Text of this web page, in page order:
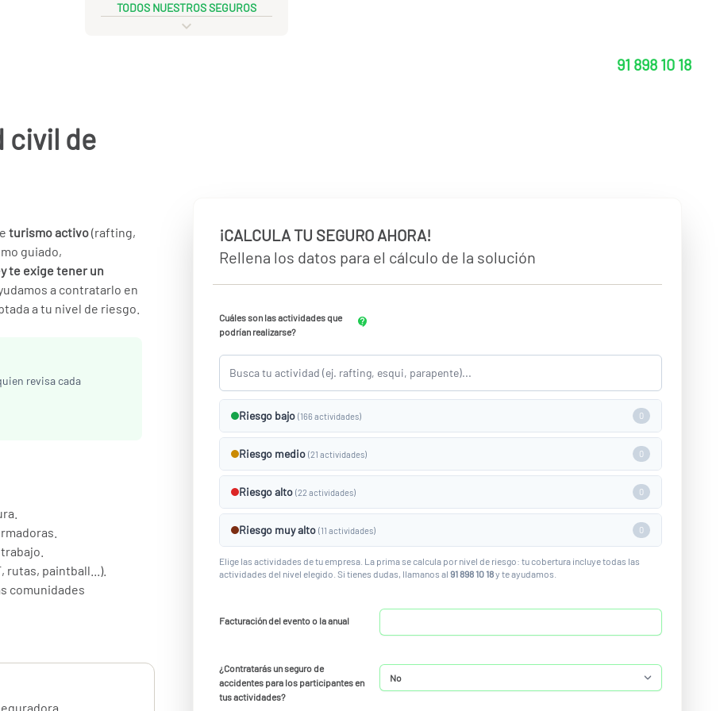
TODOS NUESTROS SEGUROS
91 898 10 18
civil de
turismo activo(rafting,
guiado,
te exige tener un
a contratarlo en
a tu nivel de riesgo.
revisa cada
rutas, paintball...).
comunidades
o materiales
¡CALCULA TU SEGURO AHORA!
Rellena los datos para el cálculo de la solución
Cuáles son las actividades que
podrían realizarse?
Riesgo bajo (166 actividades) 0
Riesgo medio (21 actividades) 0
Riesgo alto (22 actividades) 0
Riesgo muy alto (11 actividades) 0
Elige las actividades de tu empresa. La prima se calcula por nivel de riesgo: tu cobertura incluye todas las
actividades del nivel elegido. Si tienes dudas, llamanos al 91 898 10 18y te ayudamos.
Facturación del evento o la anual
¿Contratarás un seguro de
accidentes para los participantes en
tus actividades?